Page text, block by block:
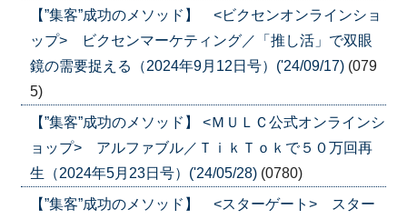
【”集客”成功のメソッド】 <ビクセンオンラインショ
ップ> ビクセンマーケティング／「推し活」で双眼
鏡の需要捉える（2024年9月12日号）('24/09/17) (079
5)
【”集客”成功のメソッド】 <ＭＵＬＣ公式オンラインシ
ョップ> アルファブル／ＴｉｋＴｏｋで５０万回再
生（2024年5月23日号）('24/05/28) (0780)
【”集客”成功のメソッド】 <スターゲート> スター